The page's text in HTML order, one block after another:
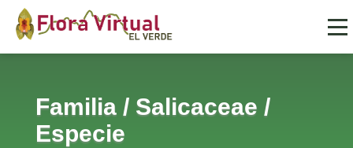
Familia/ Salicaceae /
Especie